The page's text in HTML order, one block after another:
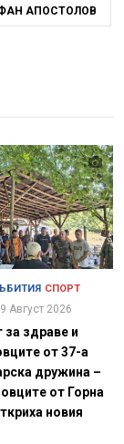
АПОСТОЛОВ
СПОРТ
9 Август 2026
здраве и
от 37-а
дружина –
от Горна
новия